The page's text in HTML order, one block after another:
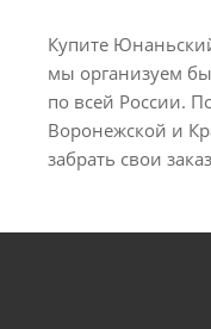
Купите
мы организуем
по всей России.
Воронежской и
забрать свои